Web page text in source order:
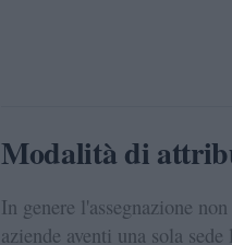
Modalità di
In genere l'assegnazione
aziende aventi una sola